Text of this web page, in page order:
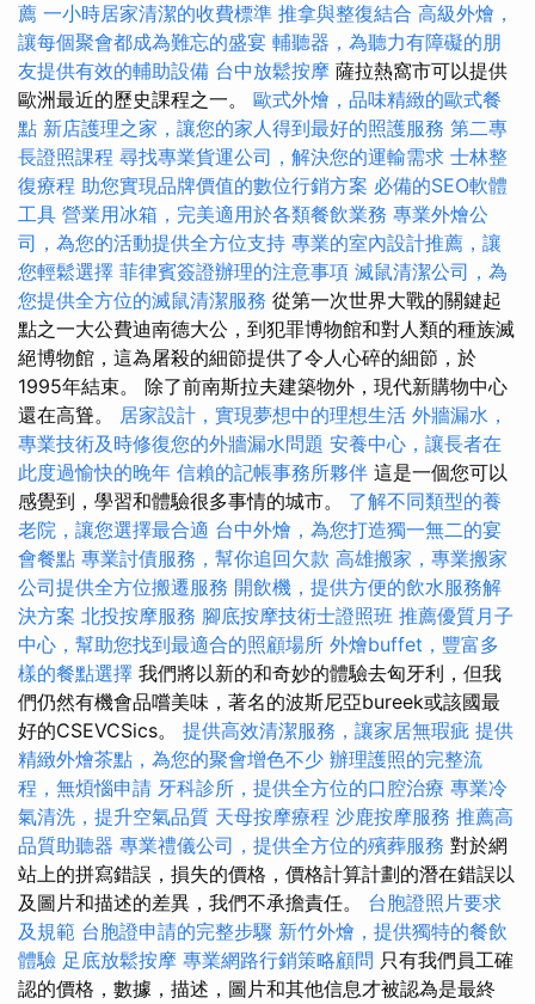
薦 一小時居家清潔的收費標準 推拿與整復結合 高級外燴，
讓每個聚會都成為難忘的盛宴 輔聽器，為聽力有障礙的朋
友提供有效的輔助設備 台中放鬆按摩 薩拉熱窩市可以提供
歐洲最近的歷史課程之一。 歐式外燴，品味精緻的歐式餐
點 新店護理之家，讓您的家人得到最好的照護服務 第二專
長證照課程 尋找專業貨運公司，解決您的運輸需求 士林整
復療程 助您實現品牌價值的數位行銷方案 必備的SEO軟體
工具 營業用冰箱，完美適用於各類餐飲業務 專業外燴公
司，為您的活動提供全方位支持 專業的室內設計推薦，讓
您輕鬆選擇 菲律賓簽證辦理的注意事項 滅鼠清潔公司，為
您提供全方位的滅鼠清潔服務 從第一次世界大戰的關鍵起
點之一大公費迪南德大公，到犯罪博物館和對人類的種族滅
絕博物館，這為屠殺的細節提供了令人心碎的細節，於
1995年結束。 除了前南斯拉夫建築物外，現代新購物中心
還在高聳。 居家設計，實現夢想中的理想生活 外牆漏水，
專業技術及時修復您的外牆漏水問題 安養中心，讓長者在
此度過愉快的晚年 信賴的記帳事務所夥伴 這是一個您可以
感覺到，學習和體驗很多事情的城市。 了解不同類型的養
老院，讓您選擇最合適 台中外燴，為您打造獨一無二的宴
會餐點 專業討債服務，幫你追回欠款 高雄搬家，專業搬家
公司提供全方位搬遷服務 開飲機，提供方便的飲水服務解
決方案 北投按摩服務 腳底按摩技術士證照班 推薦優質月子
中心，幫助您找到最適合的照顧場所 外燴buffet，豐富多
樣的餐點選擇 我們將以新的和奇妙的體驗去匈牙利，但我
們仍然有機會品嚐美味，著名的波斯尼亞bureek或該國最
好的CSEVCSics。 提供高效清潔服務，讓家居無瑕疵 提供
精緻外燴茶點，為您的聚會增色不少 辦理護照的完整流
程，無煩惱申請 牙科診所，提供全方位的口腔治療 專業冷
氣清洗，提升空氣品質 天母按摩療程 沙鹿按摩服務 推薦高
品質助聽器 專業禮儀公司，提供全方位的殯葬服務 對於網
站上的拼寫錯誤，損失的價格，價格計算計劃的潛在錯誤以
及圖片和描述的差異，我們不承擔責任。 台胞證照片要求
及規範 台胞證申請的完整步驟 新竹外燴，提供獨特的餐飲
體驗 足底放鬆按摩 專業網路行銷策略顧問 只有我們員工確
認的價格，數據，描述，圖片和其他信息才被認為是最終